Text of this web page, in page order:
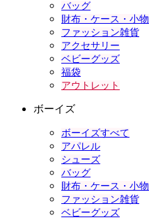
バッグ
財布・ケース・小物
ファッション雑貨
アクセサリー
ベビーグッズ
福袋
アウトレット
ボーイズ
ボーイズすべて
アパレル
シューズ
バッグ
財布・ケース・小物
ファッション雑貨
ベビーグッズ